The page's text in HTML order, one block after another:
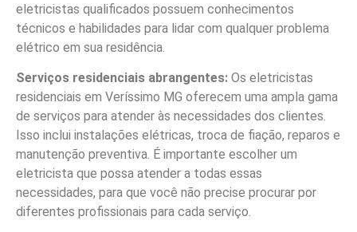
eletricistas qualificados possuem conhecimentos
técnicos e habilidades para lidar com qualquer problema
elétrico em sua residência.
Serviços residenciais abrangentes: Os eletricistas
residenciais em Veríssimo MG oferecem uma ampla gama
de serviços para atender às necessidades dos clientes.
Isso inclui instalações elétricas, troca de fiação, reparos e
manutenção preventiva. É importante escolher um
eletricista que possa atender a todas essas
necessidades, para que você não precise procurar por
diferentes profissionais para cada serviço.